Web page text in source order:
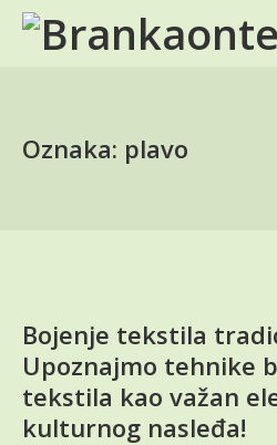
Skip
Oznaka: plavo
Bojenje tekstila
Upoznajmo tehnike
tekstila kao važan
kulturnog nasleđa!